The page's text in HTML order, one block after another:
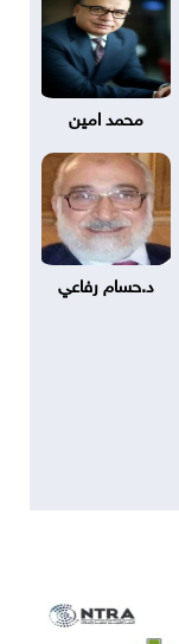
محمد امين
د.حسام رفاعي